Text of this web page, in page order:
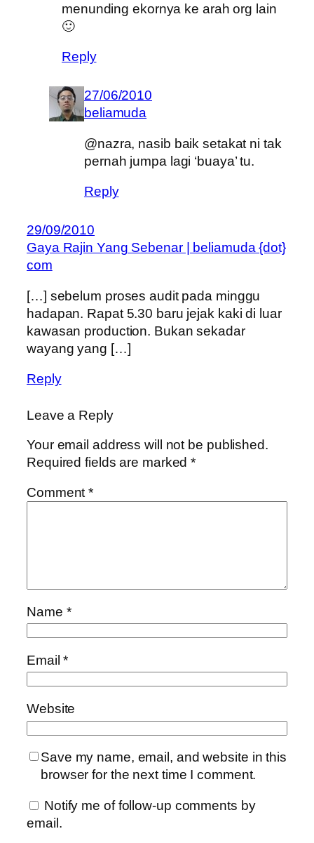
menunding ekornya ke arah org lain
🙂
Reply
27/06/2010
beliamuda
@nazra, nasib baik setakat ni tak
pernah jumpa lagi ‘buaya’ tu.
Reply
29/09/2010
Gaya Rajin Yang Sebenar | beliamuda {dot}
com
[…] sebelum proses audit pada minggu
hadapan. Rapat 5.30 baru jejak kaki di luar
kawasan production. Bukan sekadar
wayang yang […]
Reply
Leave a Reply
Your email address will not be published.
Required fields are marked*
Comment*
Name *
Email*
Website
Save my name, email, and website in this
browser for the next time I comment.
Notify me of follow-up comments by
email.